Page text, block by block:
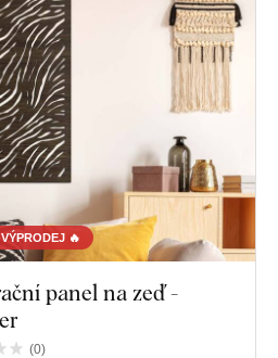
VÝPRODEJ 🔥
panel na zeď -
(0)